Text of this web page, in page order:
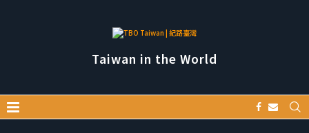
Taiwan in the World